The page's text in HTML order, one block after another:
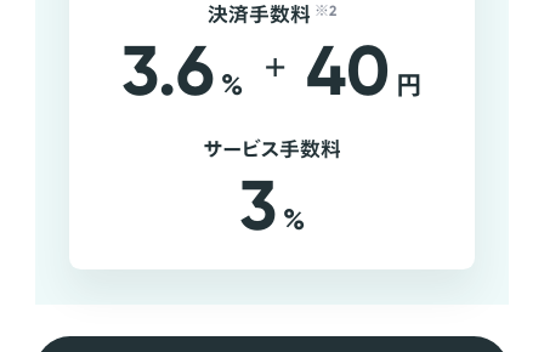
決済手数料 ※2
3.6 % + 40 円
サービス手数料
3 %